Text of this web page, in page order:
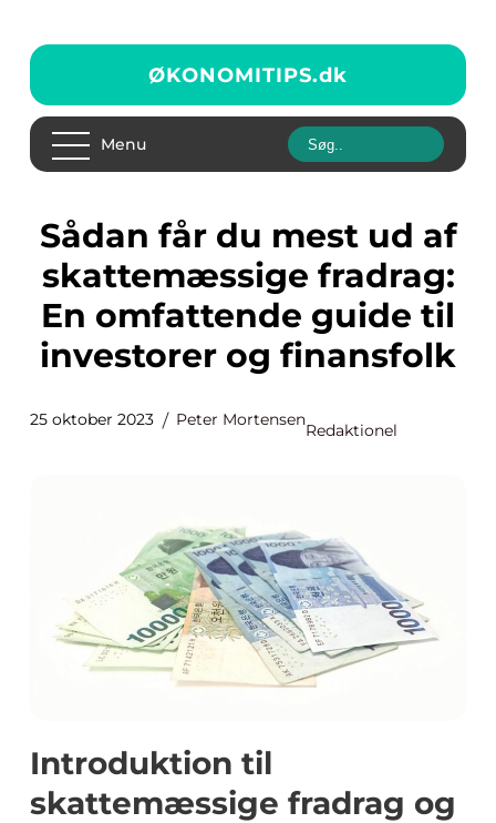
ØKONOMITIPS.dk
Menu
Sådan får du mest ud af
skattemæssige fradrag:
En omfattende guide til
investorer og finansfolk
25 oktober 2023 Peter Mortensen
Redaktionel
Introduktion til
skattemæssige fradrag og